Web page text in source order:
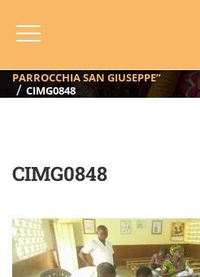
CIMG0848
PARROCCHIA SAN GIUSEPPE”
CIMG0848
CIMG0848